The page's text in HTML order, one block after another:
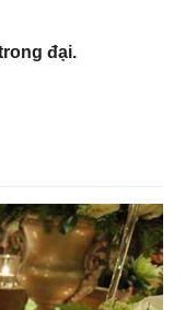
đại.